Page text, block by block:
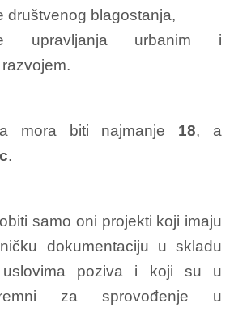
društvenog blagostanja,
upravljanja urbanim i
mora biti najmanje 18, a
.
samo oni projekti koji imaju
dokumentaciju u skladu
poziva i koji su u
za sprovođenje u